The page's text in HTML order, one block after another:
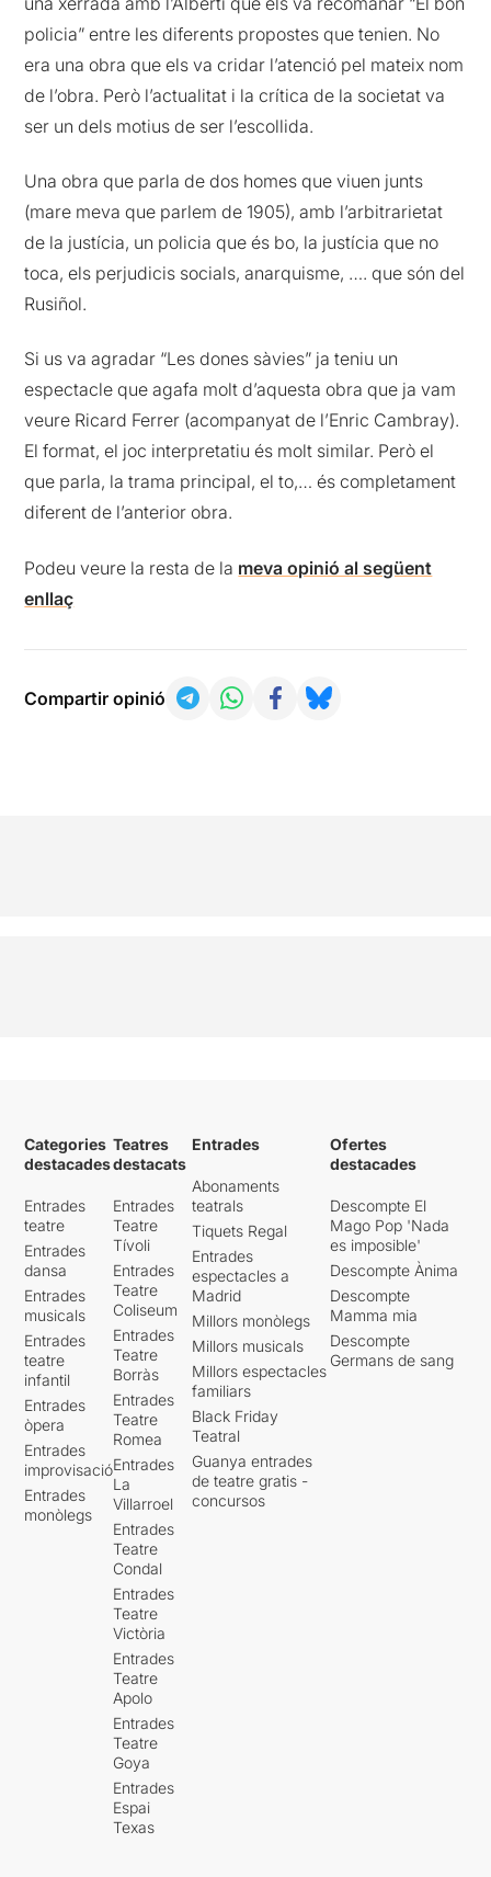
policia” entre les diferents propostes que tenien. No
era una obra que els va cridar l’atenció pel mateix nom
de l’obra. Però l’actualitat i la crítica de la societat va
ser un dels motius de ser l’escollida.
Una obra que parla de dos homes que viuen junts
(mare meva que parlem de 1905), amb l’arbitrarietat
de la justícia, un policia que és bo, la justícia que no
toca, els perjudicis socials, anarquisme, …. que són del
Rusiñol.
Si us va agradar “Les dones sàvies” ja teniu un
espectacle que agafa molt d’aquesta obra que ja vam
veure Ricard Ferrer (acompanyat de l’Enric Cambray).
El format, el joc interpretatiu és molt similar. Però el
que parla, la trama principal, el to,… és completament
diferent de l’anterior obra.
Podeu veure la resta de la meva opinió al següent
enllaç
Compartir opinió
Categories
destacades
Entrades
teatre
Entrades
dansa
Entrades
musicals
Entrades
teatre
infantil
Entrades
òpera
Entrades
improvisació
Entrades
monòlegs
Teatres
destacats
Entrades
Teatre
Tívoli
Entrades
Teatre
Coliseum
Entrades
Teatre
Borràs
Entrades
Teatre
Romea
Entrades
La
Villarroel
Entrades
Teatre
Condal
Entrades
Teatre
Victòria
Entrades
Teatre
Apolo
Entrades
Teatre
Goya
Entrades
Espai
Texas
Entrades
Abonaments
teatrals
Tiquets Regal
Entrades
espectacles a
Madrid
Millors monòlegs
Millors musicals
Millors espectacles
familiars
Black Friday
Teatral
Guanya entrades
de teatre gratis -
concursos
Ofertes
destacades
Descompte El
Mago Pop 'Nada
es imposible'
Descompte Ànima
Descompte
Mamma mia
Descompte
Germans de sang